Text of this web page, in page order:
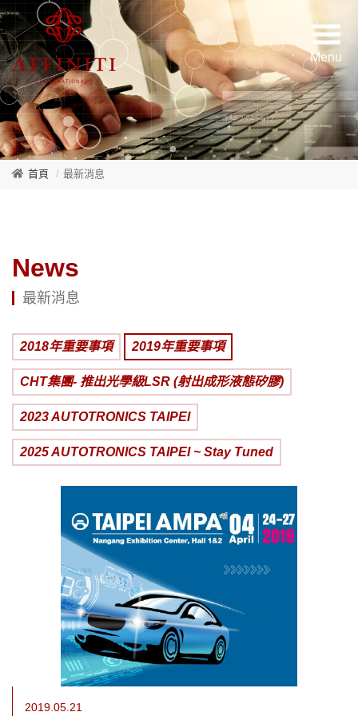
首頁 最新消息
News
最新消息
2018年重要事項 2019年重要事項
CHT集團- 推出光學級LSR (射出成形液態矽膠)
2023 AUTOTRONICS TAIPEI
2025 AUTOTRONICS TAIPEI ~ Stay Tuned
2019.05.21